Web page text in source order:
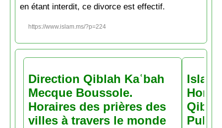
en étant interdit, ce divorce est effectif.
https://www.islam.ms/?p=224
Direction Qiblah Kaʿbah
Mecque Boussole.
Horaires des prières des
villes à travers le monde
Pubs